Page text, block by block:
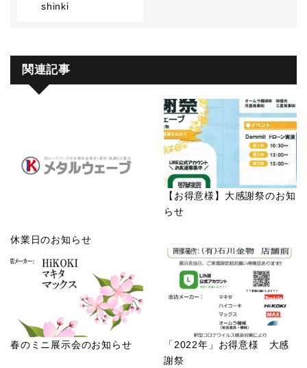
shinki
関連記事
休業日のお知らせ
【お得意様】大感謝祭のお知
らせ
春のミニ展示会のお知らせ
「2022年」お得意様 大感
謝祭